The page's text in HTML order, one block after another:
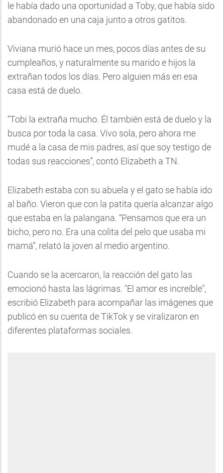
le había dado una oportunidad a Toby, que había sido
abandonado en una caja junto a otros gatitos.
Viviana murió hace un mes, pocos días antes de su
cumpleaños, y naturalmente su marido e hijos la
extrañan todos los días. Pero alguien más en esa
casa está de duelo.
“Tobi la extraña mucho. Él también está de duelo y la
busca por toda la casa. Vivo sola, pero ahora me
mudé a la casa de mis padres, así que soy testigo de
todas sus reacciones”, contó Elizabeth a TN.
Elizabeth estaba con su abuela y el gato se había ido
al baño. Vieron que con la patita quería alcanzar algo
que estaba en la palangana. “Pensamos que era un
bicho, pero no. Era una colita del pelo que usaba mi
mamá”, relató la joven al medio argentino.
Cuando se la acercaron, la reacción del gato las
emocionó hasta las lágrimas. "El amor es increíble",
escribió Elizabeth para acompañar las imágenes que
publicó en su cuenta de TikTok y se viralizaron en
diferentes plataformas sociales.